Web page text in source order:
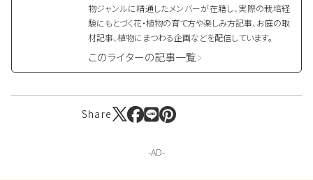
物ジャンルに精通したメンバーが在籍し、実際の栽培経
験にもとづく花・植物の育て方や楽しみ方記事、お庭の取
材記事、植物にまつわる企画などを配信しています。
このライターの記事一覧
Share